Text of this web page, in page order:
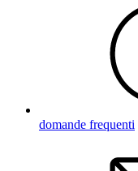
domande frequenti